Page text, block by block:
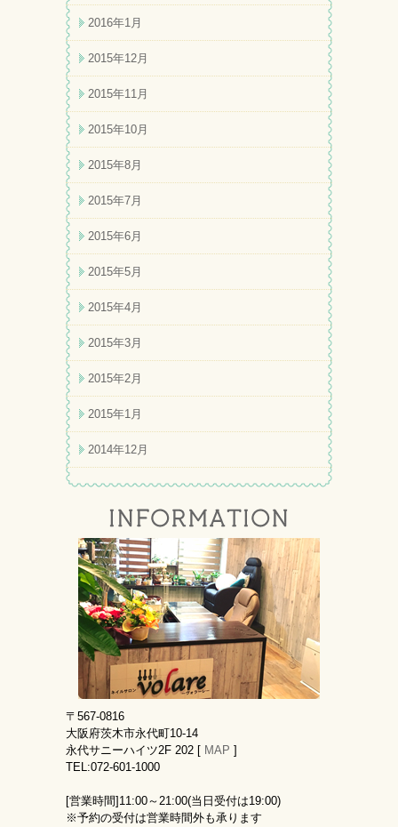
2016年1月
2015年12月
2015年11月
2015年10月
2015年8月
2015年7月
2015年6月
2015年5月
2015年4月
2015年3月
2015年2月
2015年1月
2014年12月
〒567-0816
大阪府茨木市永代町10-14
永代サニーハイツ2F 202 [ MAP ]
TEL:072-601-1000
[営業時間] 11:00～21:00(当日受付は19:00)
※予約の受付は営業時間外も承ります